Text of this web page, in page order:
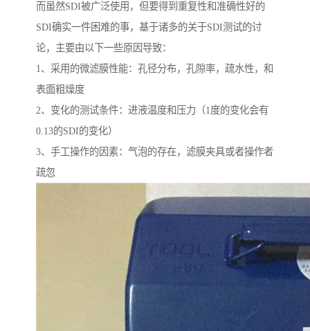
而虽然SDI被广泛使用，但要得到重复性和准确性好的
SDI确实一件困难的事，基于诸多的关于SDI测试的讨
论，主要由以下一些原因导致：
1、采用的微滤膜性能：孔径分布，孔隙率，疏水性，和
表面粗燥度
2、变化的测试条件：进液温度和压力（1度的变化会有
0.13的SDI的变化）
3、手工操作的因素：气泡的存在，滤膜夹具或者操作者
疏忽